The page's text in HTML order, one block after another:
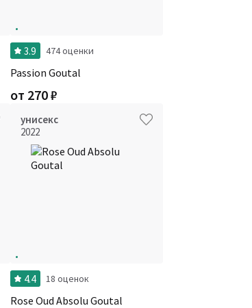
3.9 474 оценки
Passion Goutal
от 270₽
унисекс
2022
4.4 18 оценок
Rose Oud Absolu Goutal